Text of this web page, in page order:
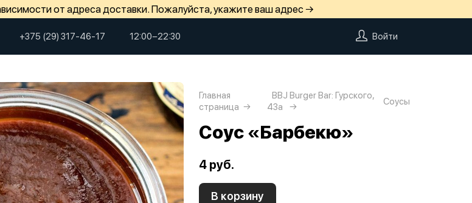
от адреса доставки. Пожалуйста, укажите ваш адрес →
+375 (29) 317-46-17 12:00−22:30 Войти
Главная
страница
BBJ Burger Bar: Гурского,
43а
Соусы
Соус «Барбекю»
4 руб.
В корзину